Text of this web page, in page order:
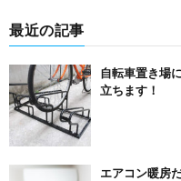
最近の記事
自転車置き場
立ちます！
エアコン暖房